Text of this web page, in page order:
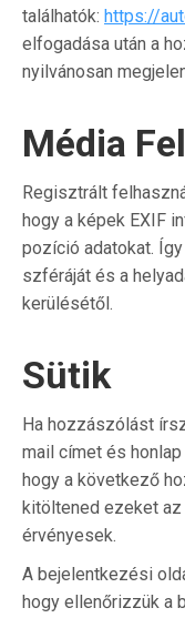
találhatók: https://
elfogadása után a
nyilvánosan
Média
Regisztrált
hogy a képek EXIF
pozíció adatokat.
szféráját és a
kerülésétől.
Sütik
Ha hozzászólást
mail címet és
hogy a következő
kitöltened ezeket az
érvényesek.
A bejelentkezési
hogy ellenőrizzük a